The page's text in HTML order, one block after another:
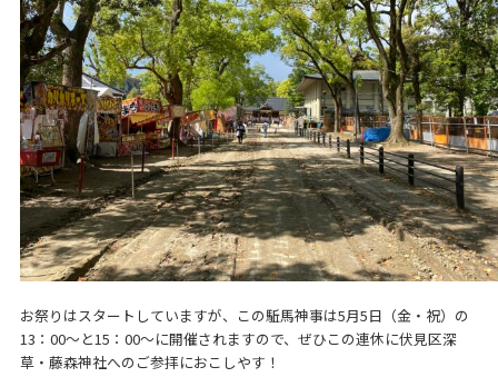
お祭りはスタートしていますが、この駈馬神事は5月5日（金・祝）の
13：00～と15：00～に開催されますので、ぜひこの連休に伏見区深
草・藤森神社へのご参拝におこしやす！